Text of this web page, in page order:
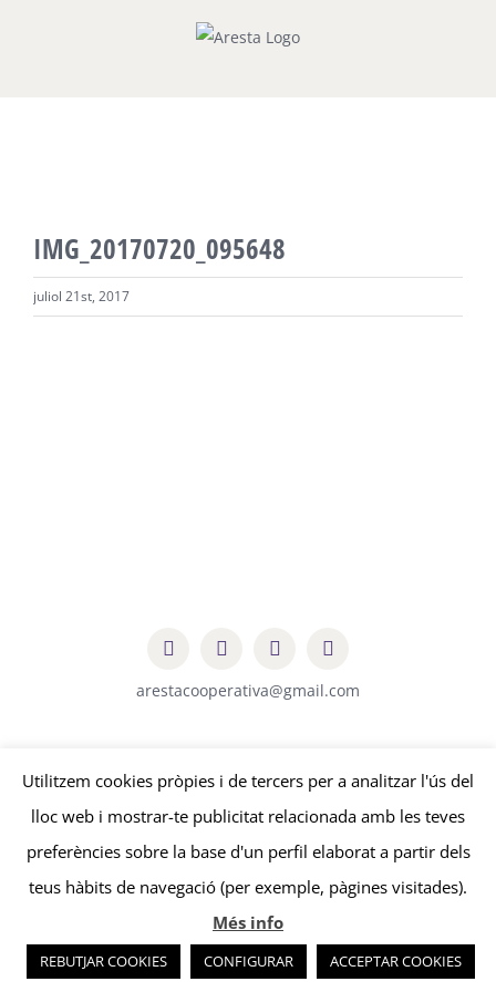
IMG_20170720_095648
juliol 21st, 2017
arestacooperativa@gmail.com
© Copyright2026 | Aresta Cooperativa |Avís legal-Política de
privacitat
Política de cookies edissenys& sonosmedia
Utilitzem cookies pròpies i de tercers per a analitzar l'ús del
lloc web i mostrar-te publicitat relacionada amb les teves
preferències sobre la base d'un perfil elaborat a partir dels
teus hàbits de navegació (per exemple, pàgines visitades).
Més info
REBUTJAR COOKIES CONFIGURAR ACCEPTAR COOKIES